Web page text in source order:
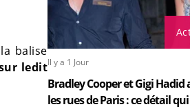
balise
leditIl y a 1 Jour
Bradley Cooper et Gigi Hadid
les rues de Paris : ce détail